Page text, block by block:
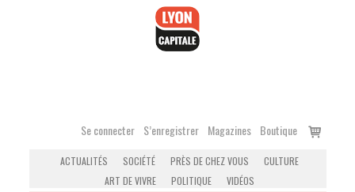
Se connecter S’enregistrer Magazines Boutique
Voir
ACTUALITÉS SOCIÉTÉ PRÈS DE CHEZ VOUS
CULTURE
ART DE VIVRE
POLITIQUE VIDÉOS